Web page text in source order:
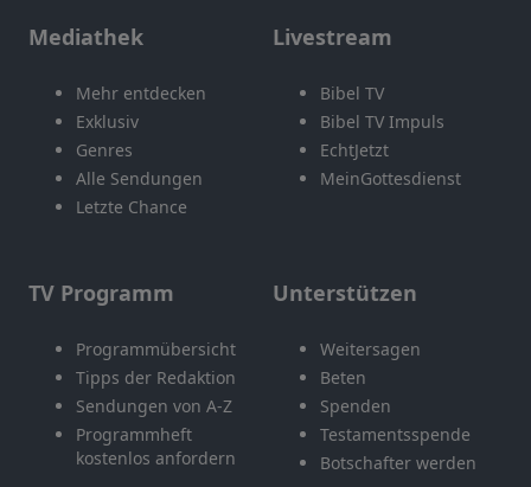
Mediathek
Mehr entdecken
Exklusiv
Genres
Alle Sendungen
Letzte Chance
Livestream
Bibel TV
Bibel TV Impuls
EchtJetzt
MeinGottesdienst
TV Programm
Programmübersicht
Tipps der Redaktion
Sendungen von A-Z
Programmheft
kostenlos anfordern
Unterstützen
Weitersagen
Beten
Spenden
Testamentsspende
Botschafter werden